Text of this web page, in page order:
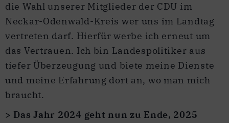
die Wahl unserer Mitglieder der CDU im
Neckar-Odenwald-Kreis wer uns im Landtag
vertreten darf. Hierfür werbe ich erneut um
das Vertrauen. Ich bin Landespolitiker aus
tiefer Überzeugung und biete meine Dienste
und meine Erfahrung dort an, wo man mich
braucht.
> Das Jahr 2024 geht nun zu Ende, 2025